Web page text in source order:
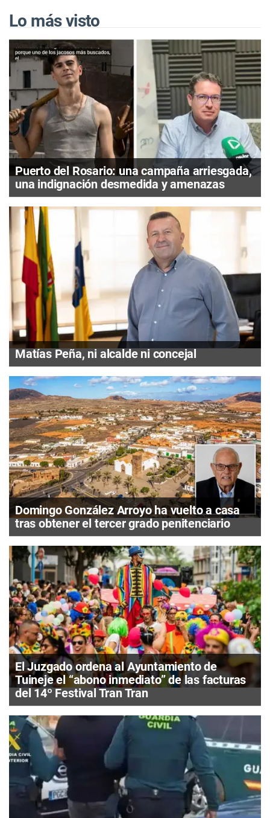
Lo más visto
Puerto del Rosario: una campaña arriesgada,
una indignación desmedida y amenazas
Matías Peña, ni alcalde ni concejal
Domingo González Arroyo ha vuelto a casa
tras obtener el tercer grado penitenciario
El Juzgado ordena al Ayuntamiento de
Tuineje el “abono inmediato” de las facturas
del 14º Festival Tran Tran